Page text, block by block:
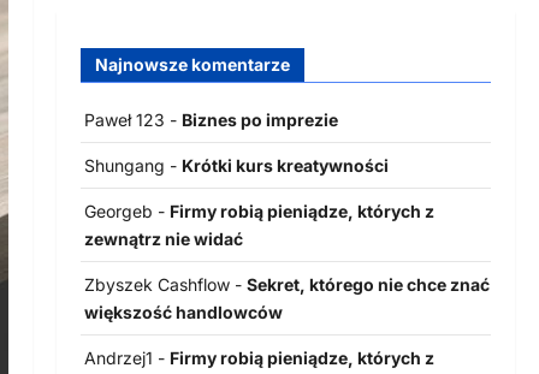
Najnowsze komentarze
Paweł 123 - Biznes po imprezie
Shungang - Krótki kurs kreatywności
Georgeb - Firmy robią pieniądze, których z
zewnątrz nie widać
Zbyszek Cashflow- Sekret, którego nie chce znać
większość handlowców
Andrzej1 - Firmy robią pieniądze, których z